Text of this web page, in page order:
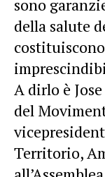
sono
della salute
A dirlo è
del
Territorio,